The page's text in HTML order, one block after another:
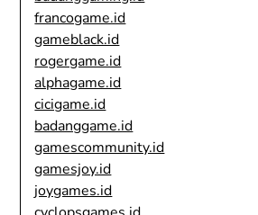
francogame.id
gameblack.id
rogergame.id
alphagame.id
cicigame.id
badanggame.id
gamescommunity.id
gamesjoy.id
joygames.id